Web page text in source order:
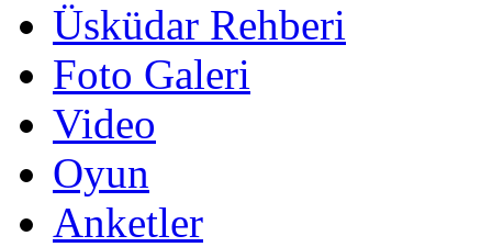
Üsküdar Rehberi
Foto Galeri
Video
Oyun
Anketler